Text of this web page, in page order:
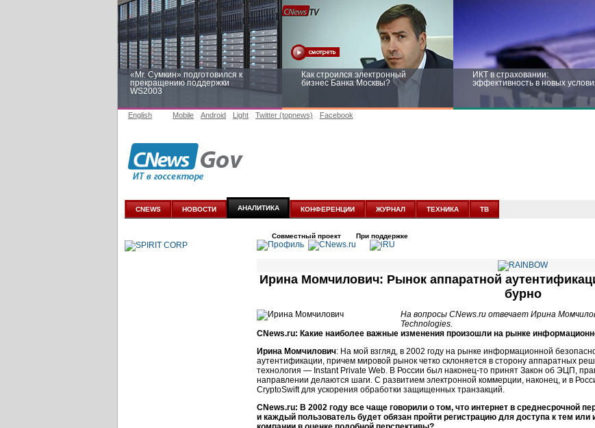
«Mr. Сумкин» подготовился к
прекращению поддержки
WS2003
Как строился электронный
бизнес Банка Москвы?
ИКТ в страховании:
эффективность в новых
Заоблачная оптимизация: как
аналитике
новых условиях
English Mobile Android Light Twitter (topnews) Facebook
CNEWS НОВОСТИ АНАЛИТИКА КОНФЕРЕНЦИИ ЖУРНАЛ ТЕХНИКА ТВ
Совместный проект При поддержке
Ирина Момчилович: Рынок аппаратной
бурно
На вопросы CNews.ru отвечает Ирина
Technologies.
CNews.ru: Какие наиболее важные изменения произошли на рынке
Ирина Момчилович: На мой взгляд, в 2002 году на рынке информационной
аутентификации, причем мировой рынок четко склоняется в сторону аппаратных
технология — Instant Private Web. В России был наконец-то принят Закон об ЭЦП,
направлении делаются шаги. С развитием электронной коммерции, наконец, и в
CryptoSwift для ускорения обработки защищенных транзакций.
CNews.ru: В 2002 году все чаще говорили о том, что интернет в среднесрочной
и каждый пользователь будет обязан пройти регистрацию для доступа к тем